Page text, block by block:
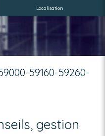
Localisation
59160-59260-
gestion